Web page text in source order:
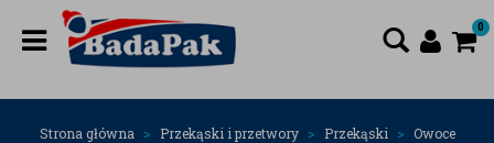
0
Strona główna Przekąski i przetwory Przekąski
Owoce